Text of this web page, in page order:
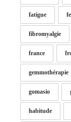
fatigue
fibromyalgie
france
gemmothérapie
gomasio
habitude